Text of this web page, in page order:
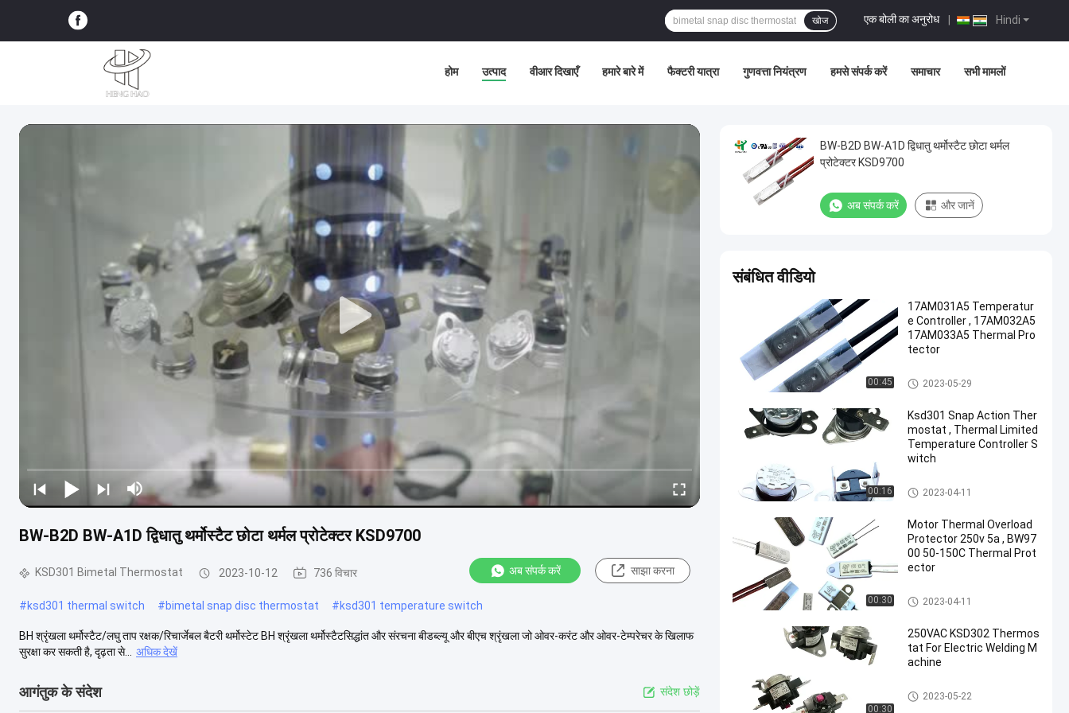
Hindi
एक बोली का अनुरोध
खोज
होम उत्पाद वीआर दिखाएँ हमारे बारे में फैक्टरी यात्रा गुणवत्ता नियंत्रण हमसे संपर्क करें समाचार सभी मामलों
BW-B2D BW-A1D द्विधातु थर्मोस्टैट छोटा थर्मल प्रोटेक्टर KSD9700
KSD301 Bimetal Thermostat 2023-10-12 736 विचार अब संपर्क करें साझा करना
#ksd301 thermal switch #bimetal snap disc thermostat #ksd301 temperature switch
BH श्रृंखला थर्मोस्टैट/लघु ताप रक्षक/रिचार्जेबल बैटरी थर्मोस्टेट BH श्रृंखला थर्मोस्टैटसिद्धांत और संरचना बीडब्ल्यू और बीएच श्रृंखला जो ओवर-करंट और ओवर-टेम्परेचर के खिलाफ
सुरक्षा कर सकती है, दृढ़ता से...
अधिक देखें
आगंतुक के संदेश संदेश छोड़ें
BW-B2D BW-A1D द्विधातु थर्मोस्टैट छोटा थर्मल
प्रोटेक्टर KSD9700
अब संपर्क करें और जानें
संबंधित वीडियो
00:45
17AM031A5 Temperatur
e Controller , 17AM032A5
17AM033A5 Thermal Pro
tector
17AM Thermal Protector
2023-05-29
00:16
Ksd301 Snap Action Ther
mostat , Thermal Limited
Temperature Controller S
witch
KSD301 Bimetal Thermostat
2023-04-11
00:30
Motor Thermal Overload
Protector 250v 5a , BW97
00 50-150C Thermal Prot
ector
KSD301 Bimetal Thermostat
2023-04-11
00:30
250VAC KSD302 Thermos
tat For Electric Welding M
achine
KSD302 Thermostat
2023-05-22